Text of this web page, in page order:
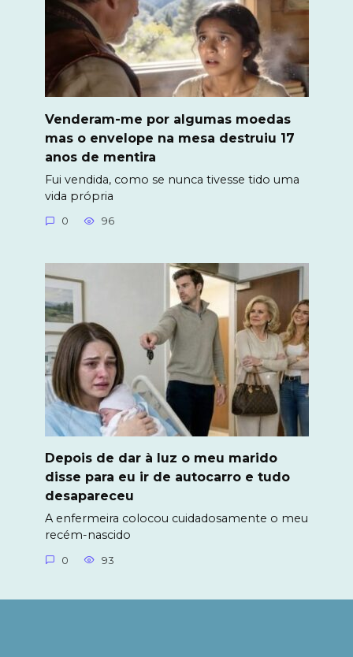
Venderam-me por algumas moedas
mas o envelope na mesa destruiu 17
anos de mentira
Fui vendida, como se nunca tivesse tido uma
vida própria
0 96
Depois de dar à luz o meu marido
disse para eu ir de autocarro e tudo
desapareceu
A enfermeira colocou cuidadosamente o meu
recém-nascido
0 93